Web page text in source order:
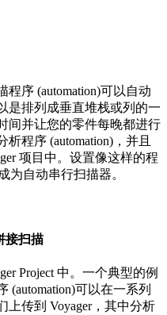
序 (automation)可以自动
是排列成垂直堆栈或列的一
间并让您的零件每晚都进行
程序 (automation)，并且
项目中。设置像这样的程
为自动串行扫描器。
接扫描
Project 中。一个典型的例
(automation)可以在一系列
传到 Voyager，其中分析